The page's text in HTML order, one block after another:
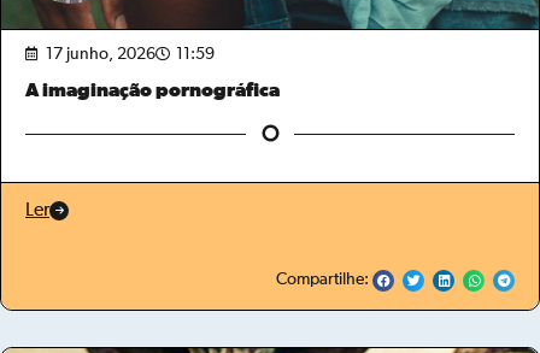
17 junho, 2026 11:59
A imaginação pornográfica
Ler
Compartilhe: